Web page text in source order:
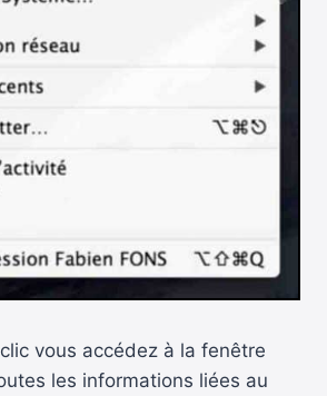
vous accédez à la fenêtre
les informations liées au